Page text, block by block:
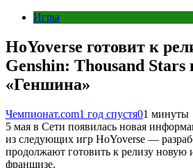
Игры
HoYoverse готовит к
Genshin: Thousand Stars
«Геншина»
Чемпионат.com1 год спустя01 минуты
5 мая в Сети появилась новая
из следующих игр HoYoverse —
продолжают готовить к релизу новую
франшизе.